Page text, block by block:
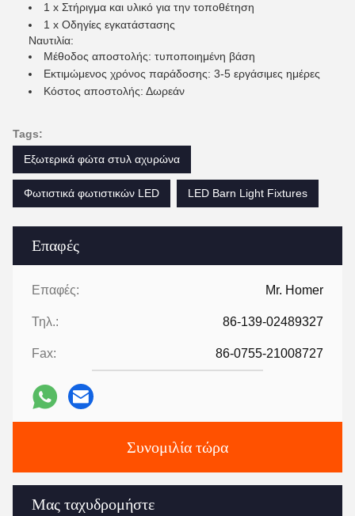
Επαφές
Επαφές: Mr. Homer
Τηλ.: 86-139-02489327
Fax: 86-0755-21008727
Συνομιλία τώρα
Μας ταχυδρομήστε
1 x Στήριγμα και υλικό για την τοποθέτηση
1 x Οδηγίες εγκατάστασης
Ναυτιλία:
Μέθοδος αποστολής: τυποποιημένη βάση
Εκτιμώμενος χρόνος παράδοσης: 3-5 εργάσιμες ημέρες
Κόστος αποστολής: Δωρεάν
Tags:
Εξωτερικά φώτα στυλ αχυρώνα
Φωτιστικά φωτιστικών LED LED Barn Light Fixtures